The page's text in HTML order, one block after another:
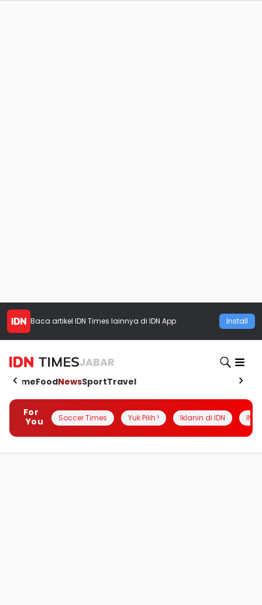
Baca artikel IDN Times lainnya di IDN App Install
JABAR
HomeFoodNewsSportTravel
For
You
Soccer Times Yuk Pilih ! Iklanin di IDN